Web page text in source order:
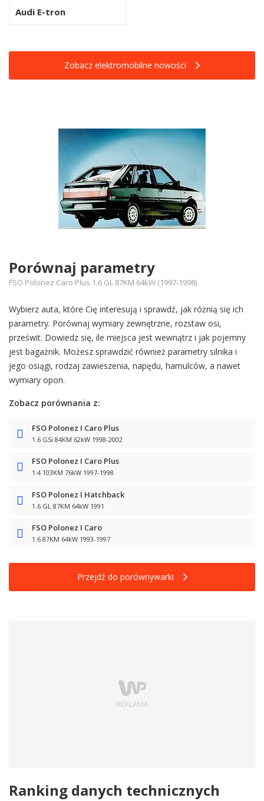
Audi E-tron
Zobacz elektromobilne nowości
Porównaj parametry
FSO Polonez Caro Plus 1.6 GL 87KM 64kW (1997-1998)
Wybierz auta, które Cię interesują i sprawdź, jak różnią się ich
parametry. Porównaj wymiary zewnętrzne, rozstaw osi,
prześwit. Dowiedz się, ile miejsca jest wewnątrz i jak pojemny
jest bagażnik. Możesz sprawdzić również parametry silnika i
jego osiągi, rodzaj zawieszenia, napędu, hamulców, a nawet
wymiary opon.
Zobacz porównania z:
FSO Polonez I Caro Plus
1.6 GSi 84KM 62kW 1998-2002
FSO Polonez I Caro Plus
1.4 103KM 76kW 1997-1998
FSO Polonez I Hatchback
1.6 GL 87KM 64kW 1991
FSO Polonez I Caro
1.6 87KM 64kW 1993-1997
Przejdź do porównywarki
Ranking danych technicznych